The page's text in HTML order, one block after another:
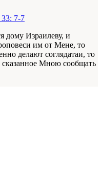
7-7
дому Израилеву, и
им от Мене, то
делают соглядатаи, то
сказанное Мною сообщать